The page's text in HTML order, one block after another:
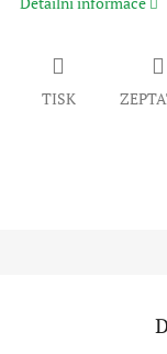
TISK